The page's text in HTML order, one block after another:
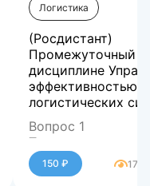
Логистика
(Росдистант)
Промежуточный
дисциплине
эффективностью
логистических
Вопрос 1
Текст вопроса
Совокупность
организационной
150 ₽ 170